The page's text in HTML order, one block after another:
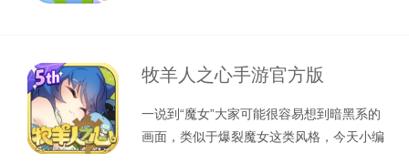
牧羊人之心手游官方版
一说到“魔女”大家可能很容易想到暗黑系的
画面，类似于爆裂魔女这类风格，今天小编